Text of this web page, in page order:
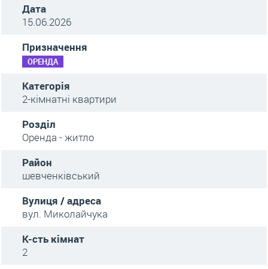
Дата
15.06.2026
Призначення
ОРЕНДА
Категорія
2-кімнатні квартири
Розділ
Оренда - житло
Район
шевченківський
Вулиця / адреса
вул. Миколайчука
К-сть кімнат
2